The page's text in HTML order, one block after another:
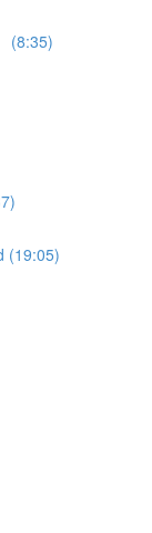
(8:35)
(19:05)